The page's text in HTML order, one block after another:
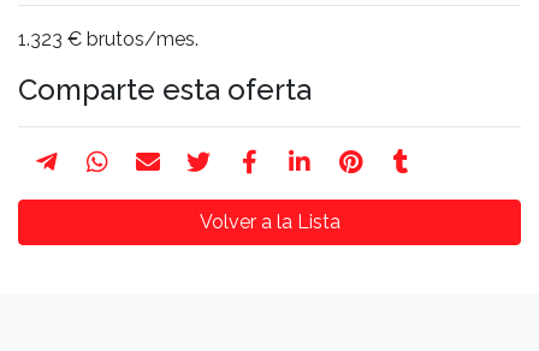
1.323 € brutos/mes.
Comparte esta oferta
Volver a la Lista